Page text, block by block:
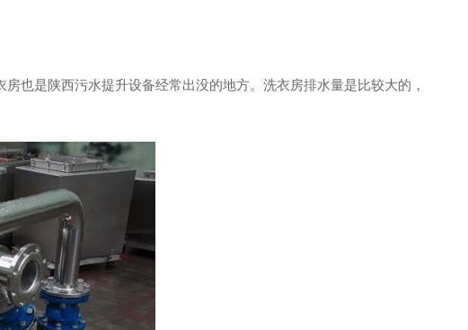
也是陕西污水提升设备经常出没的地方。洗衣房排水量是比较大的，